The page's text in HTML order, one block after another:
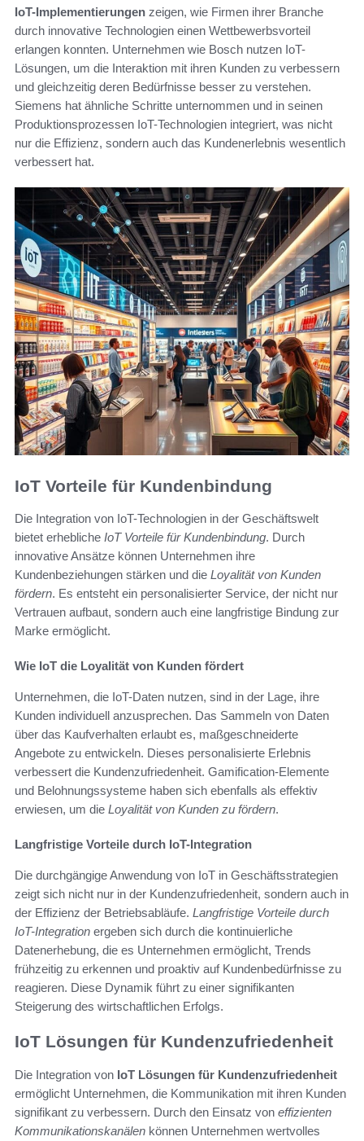
IoT-Implementierungen zeigen, wie Firmen ihrer Branche
durch innovative Technologien einen Wettbewerbsvorteil
erlangen konnten. Unternehmen wie Bosch nutzen IoT-
Lösungen, um die Interaktion mit ihren Kunden zu verbessern
und gleichzeitig deren Bedürfnisse besser zu verstehen.
Siemens hat ähnliche Schritte unternommen und in seinen
Produktionsprozessen IoT-Technologien integriert, was nicht
nur die Effizienz, sondern auch das Kundenerlebnis wesentlich
verbessert hat.
IoT Vorteile für Kundenbindung
Die Integration von IoT-Technologien in der Geschäftswelt
bietet erhebliche IoT Vorteile für Kundenbindung. Durch
innovative Ansätze können Unternehmen ihre
Kundenbeziehungen stärken und die Loyalität von Kunden
fördern. Es entsteht ein personalisierter Service, der nicht nur
Vertrauen aufbaut, sondern auch eine langfristige Bindung zur
Marke ermöglicht.
Wie IoT die Loyalität von Kunden fördert
Unternehmen, die IoT-Daten nutzen, sind in der Lage, ihre
Kunden individuell anzusprechen. Das Sammeln von Daten
über das Kaufverhalten erlaubt es, maßgeschneiderte
Angebote zu entwickeln. Dieses personalisierte Erlebnis
verbessert die Kundenzufriedenheit. Gamification-Elemente
und Belohnungssysteme haben sich ebenfalls als effektiv
erwiesen, um die Loyalität von Kunden zu fördern.
Langfristige Vorteile durch IoT-Integration
Die durchgängige Anwendung von IoT in Geschäftsstrategien
zeigt sich nicht nur in der Kundenzufriedenheit, sondern auch in
der Effizienz der Betriebsabläufe. Langfristige Vorteile durch
IoT-Integration ergeben sich durch die kontinuierliche
Datenerhebung, die es Unternehmen ermöglicht, Trends
frühzeitig zu erkennen und proaktiv auf Kundenbedürfnisse zu
reagieren. Diese Dynamik führt zu einer signifikanten
Steigerung des wirtschaftlichen Erfolgs.
IoT Lösungen für Kundenzufriedenheit
Die Integration von IoT Lösungen für Kundenzufriedenheit
ermöglicht Unternehmen, die Kommunikation mit ihren Kunden
signifikant zu verbessern. Durch den Einsatz von effizienten
Kommunikationskanälen können Unternehmen wertvolles